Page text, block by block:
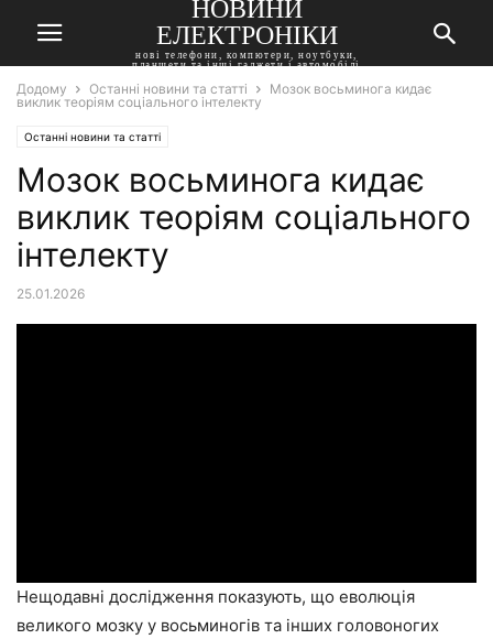
НОВИНИ
ЕЛЕКТРОНІКИ
нові телефони, компютери, ноутбуки,
планшети та інші гаджети і автомобілі
Додому Останні новини та статті
Мозок восьминога кидає
виклик теоріям соціального інтелекту
Останні новини та статті
Мозок восьминога кидає
виклик теоріям соціального
інтелекту
25.01.2026
Нещодавні дослідження показують, що еволюція
великого мозку у восьминогів та інших головоногих